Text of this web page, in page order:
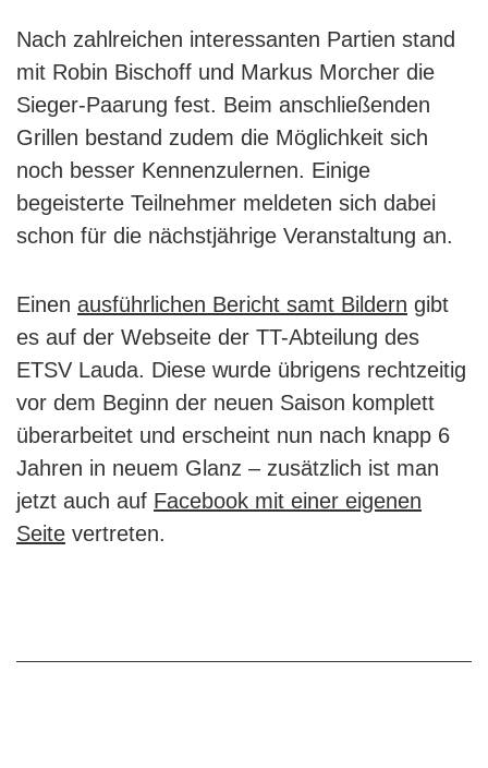
Nach zahlreichen interessanten Partien stand
mit Robin Bischoff und Markus Morcher die
Sieger-Paarung fest. Beim anschließenden
Grillen bestand zudem die Möglichkeit sich
noch besser Kennenzulernen. Einige
begeisterte Teilnehmer meldeten sich dabei
schon für die nächstjährige Veranstaltung an.
Einen ausführlichen Bericht samt Bildern gibt
es auf der Webseite der TT-Abteilung des
ETSV Lauda. Diese wurde übrigens rechtzeitig
vor dem Beginn der neuen Saison komplett
überarbeitet und erscheint nun nach knapp 6
Jahren in neuem Glanz – zusätzlich ist man
jetzt auch auf Facebook mit einer eigenen
Seite vertreten.